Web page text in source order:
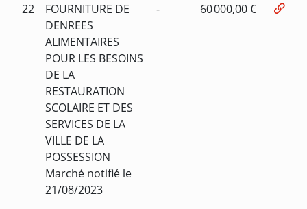
22
FOURNITURE DE
DENREES
ALIMENTAIRES
POUR LES BESOINS
DE LA
RESTAURATION
SCOLAIRE ET DES
SERVICES DE LA
VILLE DE LA
POSSESSION
Marché notifié le
21/08/2023
- 60 000,00 €